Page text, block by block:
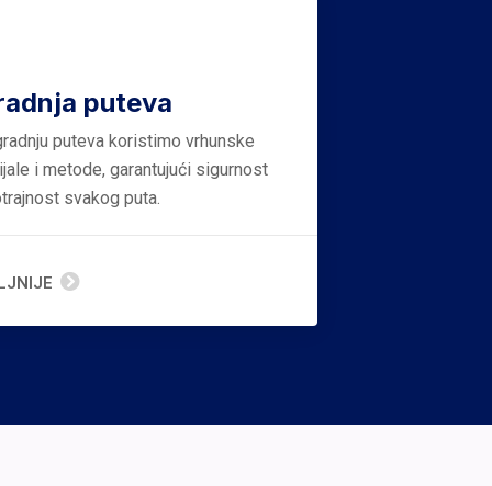
puteva
puteva koristimo vrhunske
i metode, garantujući sigurnost
svakog puta.